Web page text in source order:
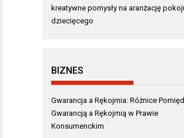
kreatywne pomysły na aranżację
dziecięcego
BIZNES
Gwarancja a Rękojmia: Różnice
Gwarancją a Rękojmią w Prawie
Konsumenckim